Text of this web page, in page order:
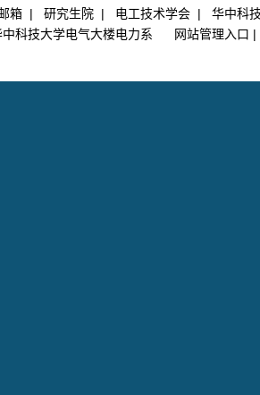
箱 | 研究生院 | 电工技术学会 | 华中科
中科技大学电气大楼电力系
网站管理入口 |